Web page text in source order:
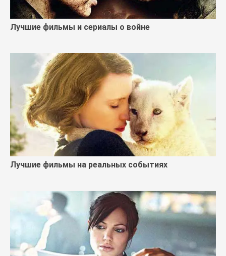
Лучшие фильмы и сериалы о войне
Лучшие фильмы на реальных событиях